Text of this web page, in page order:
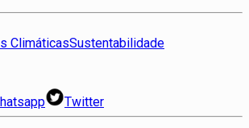
ClimáticasSustentabilidade
Twitter